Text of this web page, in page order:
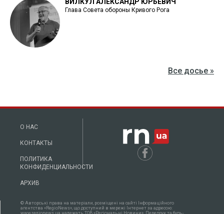
Глава Совета обороны Кривого Рога
Все досье »
О НАС
КОНТАКТЫ
ПОЛИТИКА
КОНФИДЕНЦИАЛЬНОСТИ
АРХИВ
© Авторські права на матеріали, розміщені на сайті Інформаційного
агентства «RegioNews», що доступний в мережі Інтернет за адресою:
www.regionews.ua належать ТОВ «Регіональні Новини». Передрук та будь-